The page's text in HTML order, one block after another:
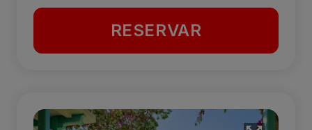
RESERVAR